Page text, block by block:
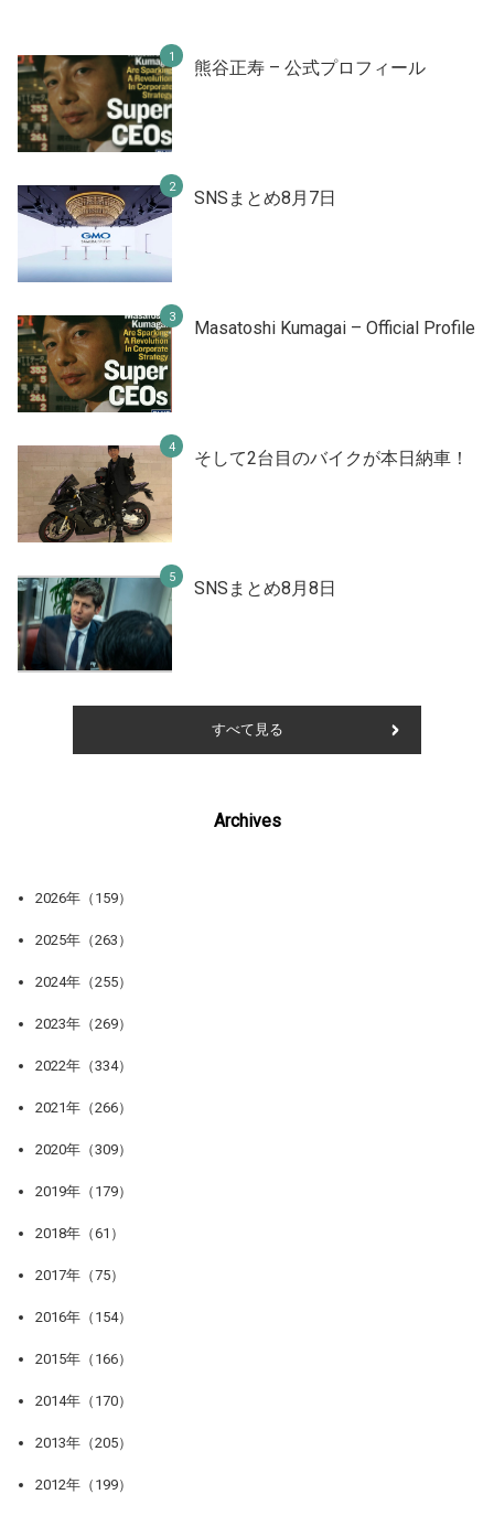
熊谷正寿 – 公式プロフィール
SNSまとめ8月7日
Masatoshi Kumagai – Official Profile
そして2台目のバイクが本日納車！
SNSまとめ8月8日
すべて見る
Archives
2026年（159）
2025年（263）
2024年（255）
2023年（269）
2022年（334）
2021年（266）
2020年（309）
2019年（179）
2018年（61）
2017年（75）
2016年（154）
2015年（166）
2014年（170）
2013年（205）
2012年（199）